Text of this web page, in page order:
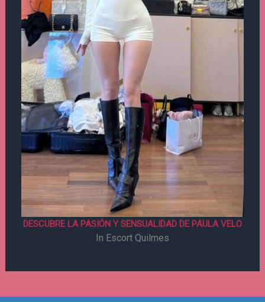
DESCUBRE LA PASIÓN Y SENSUALIDAD DE PAULA VELO
In Escort Quilmes